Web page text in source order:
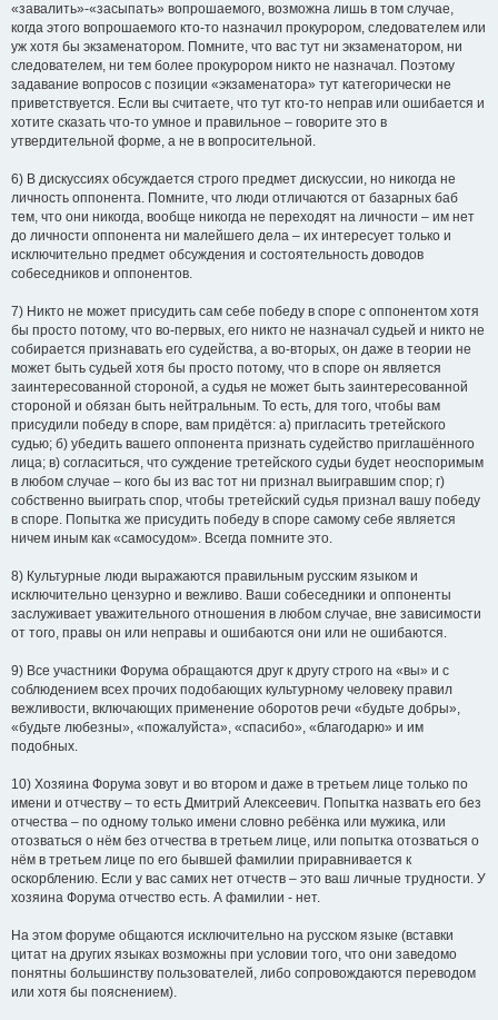
«завалить»-«засыпать» вопрошаемого, возможна лишь в том случае,
когда этого вопрошаемого кто-то назначил прокурором, следователем или
уж хотя бы экзаменатором. Помните, что вас тут ни экзаменатором, ни
следователем, ни тем более прокурором никто не назначал. Поэтому
задавание вопросов с позиции «экзаменатора» тут категорически не
приветствуется. Если вы считаете, что тут кто-то неправ или ошибается и
хотите сказать что-то умное и правильное – говорите это в
утвердительной форме, а не в вопросительной.
6) В дискуссиях обсуждается строго предмет дискуссии, но никогда не
личность оппонента. Помните, что люди отличаются от базарных баб
тем, что они никогда, вообще никогда не переходят на личности – им нет
до личности оппонента ни малейшего дела – их интересует только и
исключительно предмет обсуждения и состоятельность доводов
собеседников и оппонентов.
7) Никто не может присудить сам себе победу в споре с оппонентом хотя
бы просто потому, что во-первых, его никто не назначал судьей и никто не
собирается признавать его судейства, а во-вторых, он даже в теории не
может быть судьей хотя бы просто потому, что в споре он является
заинтересованной стороной, а судья не может быть заинтересованной
стороной и обязан быть нейтральным. То есть, для того, чтобы вам
присудили победу в споре, вам придётся: а) пригласить третейского
судью; б) убедить вашего оппонента признать судейство приглашённого
лица; в) согласиться, что суждение третейского судьи будет неоспоримым
в любом случае – кого бы из вас тот ни признал выигравшим спор; г)
собственно выиграть спор, чтобы третейский судья признал вашу победу
в споре. Попытка же присудить победу в споре самому себе является
ничем иным как «самосудом». Всегда помните это.
8) Культурные люди выражаются правильным русским языком и
исключительно цензурно и вежливо. Ваши собеседники и оппоненты
заслуживает уважительного отношения в любом случае, вне зависимости
от того, правы он или неправы и ошибаются они или не ошибаются.
9) Все участники Форума обращаются друг к другу строго на «вы» и с
соблюдением всех прочих подобающих культурному человеку правил
вежливости, включающих применение оборотов речи «будьте добры»,
«будьте любезны», «пожалуйста», «спасибо», «благодарю» и им
подобных.
10) Хозяина Форума зовут и во втором и даже в третьем лице только по
имени и отчеству – то есть Дмитрий Алексеевич. Попытка назвать его без
отчества – по одному только имени словно ребёнка или мужика, или
отозваться о нём без отчества в третьем лице, или попытка отозваться о
нём в третьем лице по его бывшей фамилии приравнивается к
оскорблению. Если у вас самих нет отчеств – это ваш личные трудности. У
хозяина Форума отчество есть. А фамилии - нет.
На этом форуме общаются исключительно на русском языке (вставки
цитат на других языках возможны при условии того, что они заведомо
понятны большинству пользователей, либо сопровождаются переводом
или хотя бы пояснением).